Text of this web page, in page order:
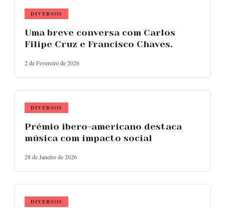
DIVERSOS
Uma breve conversa com Carlos
Filipe Cruz e Francisco Chaves.
2 de Fevereiro de 2026
DIVERSOS
Prémio ibero-americano destaca
música com impacto social
28 de Janeiro de 2026
DIVERSOS